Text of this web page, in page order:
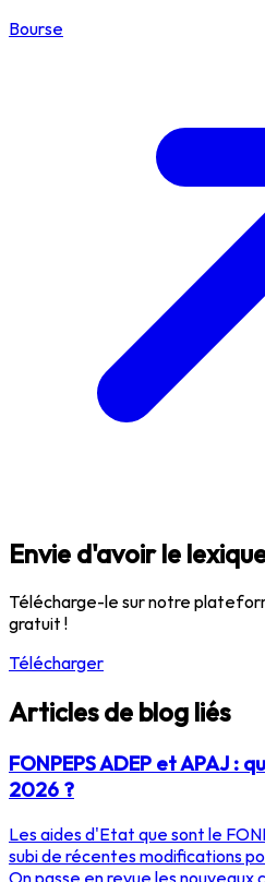
Bourse
Envie d'avoir le
Télécharge-le sur notre
gratuit !
Télécharger
Articles de blog liés
FONPEPS ADEP et APAJ :
2026 ?
Les aides d'Etat que sont le
subi de récentes modifications
On passe en revue les